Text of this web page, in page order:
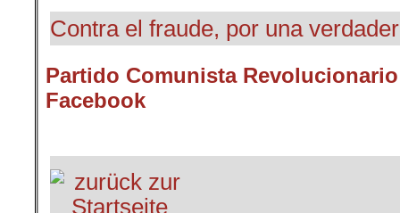
Contra el fraude, por una
Partido Comunista
Facebook